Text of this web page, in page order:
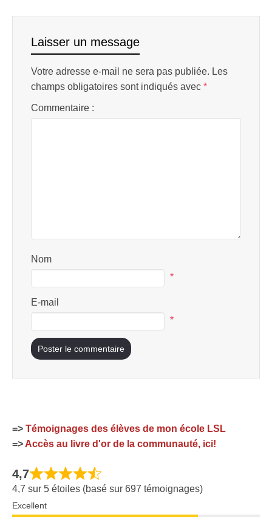
Laisser un message
Votre adresse e-mail ne sera pas publiée. Les
champs obligatoires sont indiqués avec *
Commentaire :
Nom
*
E-mail
*
=> Témoignages des élèves de mon école LSL
=> Accès au livre d'or de la communauté, ici!
4,7
4,7 sur 5 étoiles (basé sur 697 témoignages)
Excellent